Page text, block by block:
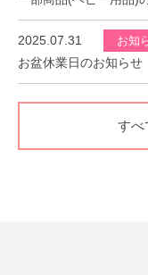
2025.07.31 お知
お盆休業日のお知らせ
すべ